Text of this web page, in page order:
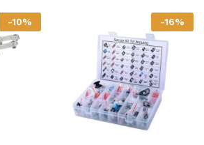
-10% -16%